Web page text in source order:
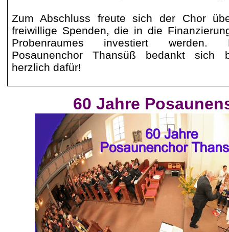
Zum Abschluss freute sich der Chor
freiwillige Spenden, die in die
Probenraumes investiert werden.
Posaunenchor Thansüß bedankt sich
herzlich dafür!
60 Jahre